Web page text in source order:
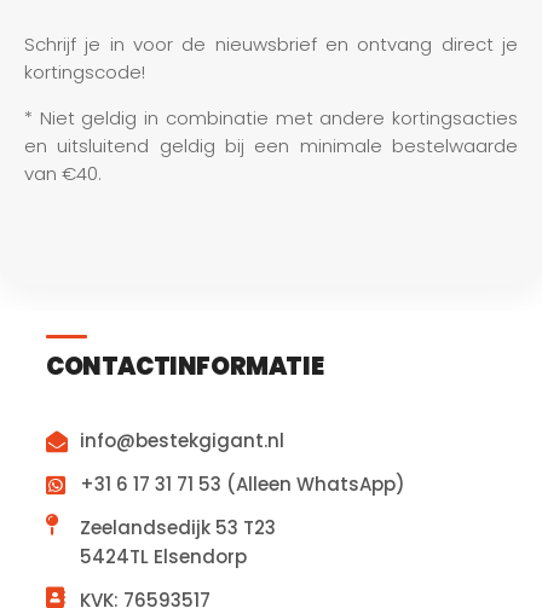
Schrijf je in voor de nieuwsbrief en ontvang direct je
kortingscode!
* Niet geldig in combinatie met andere kortingsacties
en uitsluitend geldig bij een minimale bestelwaarde
van €40.
CONTACTINFORMATIE
info@bestekgigant.nl
+31 6 17 31 71 53 (Alleen WhatsApp)
Zeelandsedijk 53 T23
5424TL Elsendorp
KVK: 76593517